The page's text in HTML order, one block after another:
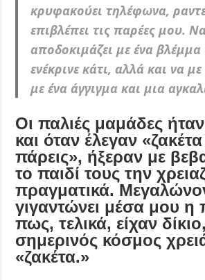
κρυφακούει τηλέφωνα,
επιβλέπει τις παρέες μου.
αποδοκιμάζει με ένα βλέμμα
ενέκρινε κάτι, αλλά και να
με ένα άγγιγμα και μια
Οι παλιές μαμάδες
και όταν έλεγαν
πάρεις», ήξεραν με
το παιδί τους την
πραγματικά.
γιγαντώνει μέσα μου η
πως, τελικά, είχαν
σημερινός κόσμος
«ζακέτα.»